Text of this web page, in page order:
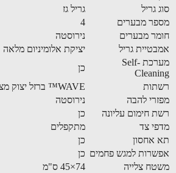
גריל
גריל גז
מבערים
מבערים
נירוסטה
גריל
יציקת אלומיניום מלאה
מערכת Self-
WAVE™ ברזל יצוק מצופות פורצלן
להבה
נירוסטה
חימום עליונה
צד
מתקפלים
אחסון
למגש פחמים כן
צלייה